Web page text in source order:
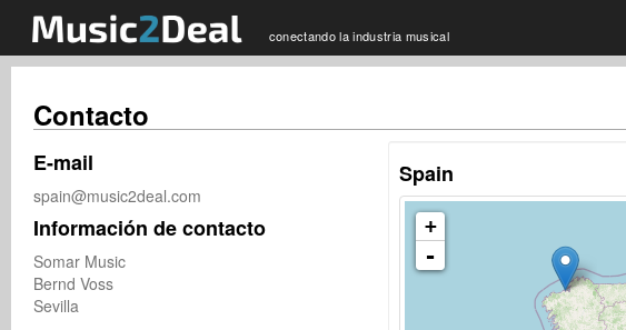
conectando la industria musical
Contacto
E-mail
spain@music2deal.com
Información de contacto
Somar Music
Bernd Voss
Sevilla
Spain
+
-